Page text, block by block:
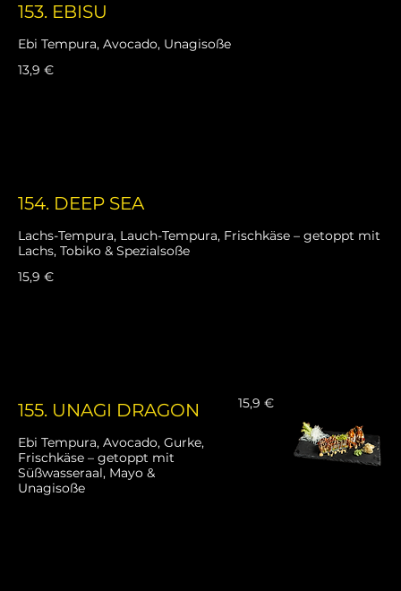
153. EBISU
Ebi Tempura, Avocado, Unagisoße
13,9 €
154. DEEP SEA
Lachs-Tempura, Lauch-Tempura, Frischkäse – getoppt mit
Lachs, Tobiko & Spezialsoße
15,9 €
155. UNAGI DRAGON
Ebi Tempura, Avocado, Gurke,
Frischkäse – getoppt mit
Süßwasseraal, Mayo &
Unagisoße
15,9 €